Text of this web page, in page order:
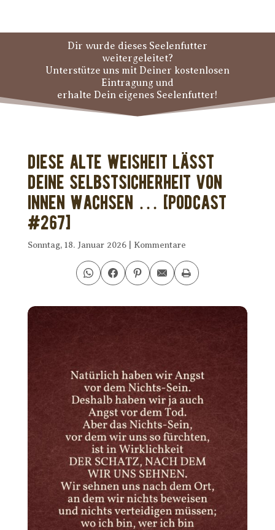
Dir wurde dieses Seelenfutter
weitergeleitet?
Unterstütze uns mit Deiner kostenlosen
Eintragung und
erhalte Dein eigenes Seelenfutter!
Diese alte Weisheit lässt
Deine Selbstsicherheit von
innen wachsen … [PODCAST
#267]
Sonntag, 18. Januar 2026| Kommentare